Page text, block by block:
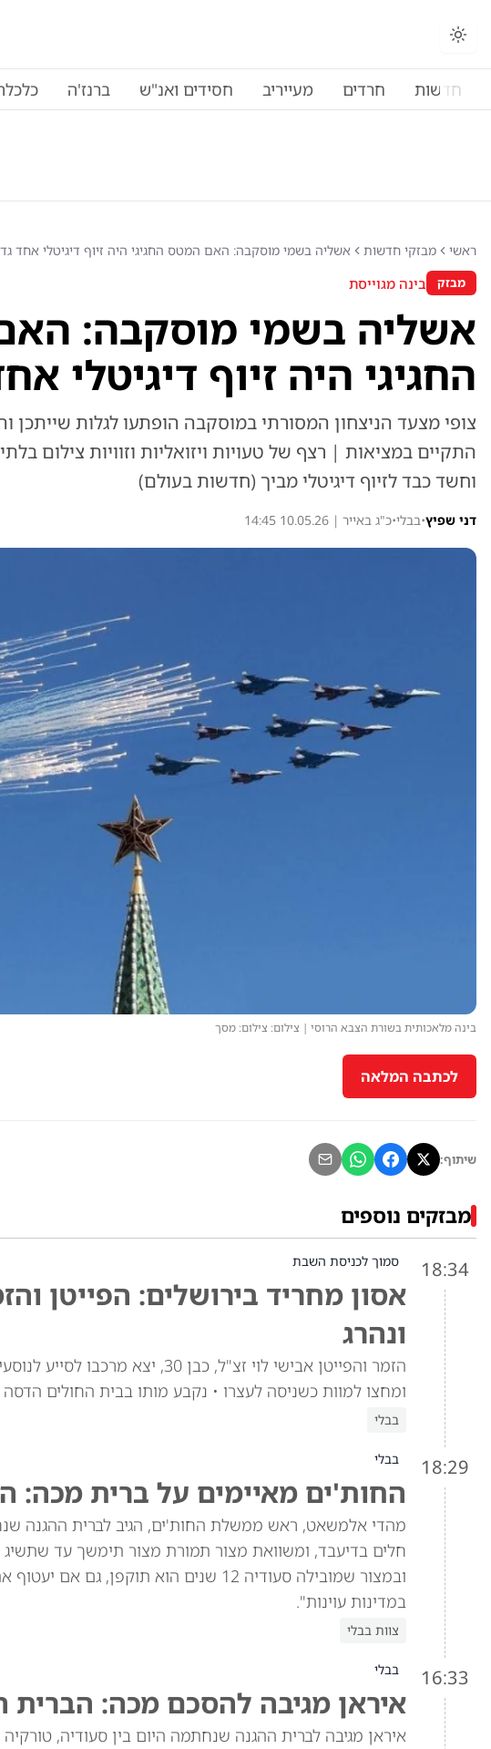
חדשות חרדים מעייריב חסידים ואנ"ש ברנז'ה
ראשי מבזקי חדשות אשליה בשמי מוסקבה: האם המטס החגיגי היה זיוף דיגיטלי אחד
מבזק בינה מגוייסת
אשליה בשמי מוסקבה:
החגיגי היה זיוף דיגיטלי
צופי מצעד הניצחון המסורתי במוסקבה הופתעו לגלות
התקיים במציאות | רצף של טעויות ויזואליות וזוויות צילום
וחשד כבד לזיוף דיגיטלי מביך (חדשות בעולם)
דני שפיץ•בבלי•כ"ג באייר | 10.05.26 14:45
בינה מלאכותית בשורת הצבא הרוסי | צילום: צילום: מסך
לכתבה המלאה
שיתוף:
מבזקים נוספים
18:34 סמוך לכניסת השבת
אסון מחריד בירושלים: הפייטן
ונהרג
הזמר והפייטן אבישי לוי זצ"ל, כבן
ומחצו למוות כשניסה לעצרו • נקבע מותו בבית החולים
בבלי
18:29 בבלי
החות'ים מאיימים על ברית מכה:
מהדי אלמשאט, ראש ממשלת החות'ים, הגיב לברית ההגנה
חלים בדיעבד, ומשוואת מצור תמורת מצור תימשך עד
ובמצור שמובילה סעודיה 12 שנים הוא
במדינות עוינות".
צוות בבלי
16:33 בבלי
איראן מגיבה להסכם מכה: הברית
איראן מגיבה לברית ההגנה שנחתמה היום בין סעודיה,